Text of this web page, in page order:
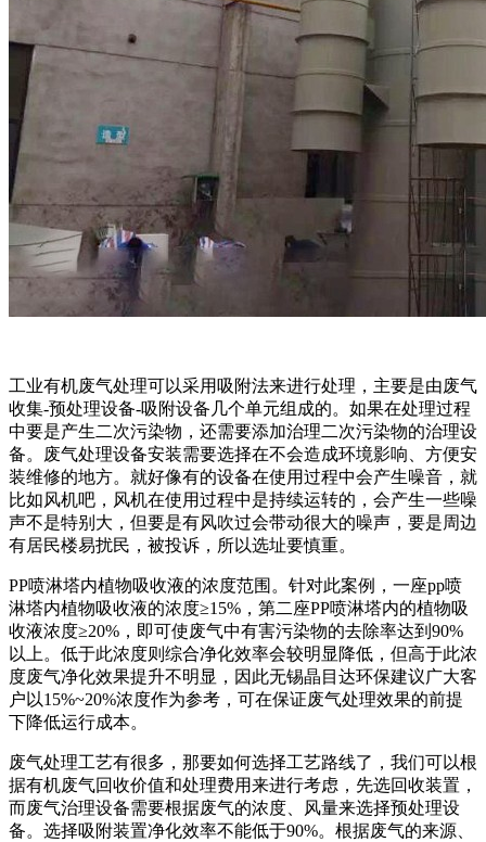
工业有机废气处理可以采用吸附法来进行处理，主要是由废气
收集-预处理设备-吸附设备几个单元组成的。如果在处理过程
中要是产生二次污染物，还需要添加治理二次污染物的治理设
备。废气处理设备安装需要选择在不会造成环境影响、方便安
装维修的地方。就好像有的设备在使用过程中会产生噪音，就
比如风机吧，风机在使用过程中是持续运转的，会产生一些噪
声不是特别大，但要是有风吹过会带动很大的噪声，要是周边
有居民楼易扰民，被投诉，所以选址要慎重。
PP喷淋塔内植物吸收液的浓度范围。针对此案例，一座pp喷
淋塔内植物吸收液的浓度≥15%，第二座PP喷淋塔内的植物吸
收液浓度≥20%，即可使废气中有害污染物的去除率达到90%
以上。低于此浓度则综合净化效率会较明显降低，但高于此浓
度废气净化效果提升不明显，因此无锡晶目达环保建议广大客
户以15%~20%浓度作为参考，可在保证废气处理效果的前提
下降低运行成本。
废气处理工艺有很多，那要如何选择工艺路线了，我们可以根
据有机废气回收价值和处理费用来进行考虑，先选回收装置，
而废气治理设备需要根据废气的浓度、风量来选择预处理设
备。选择吸附装置净化效率不能低于90%。根据废气的来源、